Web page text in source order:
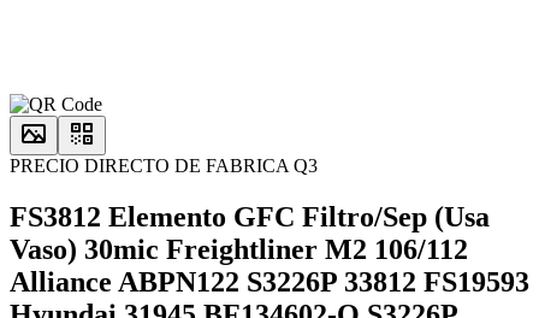
PRECIO DIRECTO DE FABRICA Q3
FS3812 Elemento GFC Filtro/Sep (Usa
Vaso) 30mic Freightliner M2 106/112
Alliance ABPN122 S3226P 33812 FS19593